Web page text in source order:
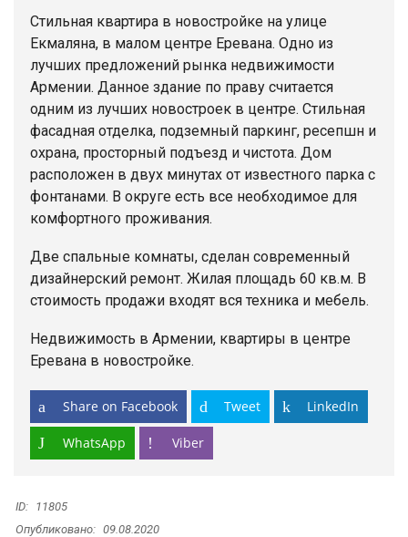
Стильная квартира в новостройке на улице
Екмаляна, в малом центре Еревана. Одно из
лучших предложений рынка недвижимости
Армении. Данное здание по праву считается
одним из лучших новостроек в центре. Стильная
фасадная отделка, подземный паркинг, ресепшн и
охрана, просторный подъезд и чистота. Дом
расположен в двух минутах от известного парка с
фонтанами. В округе есть все необходимое для
комфортного проживания.
Две спальные комнаты, сделан современный
дизайнерский ремонт. Жилая площадь 60 кв.м. В
стоимость продажи входят вся техника и мебель.
Недвижимость в Армении, квартиры в центре
Еревана в новостройке.
Share on Facebook Tweet LinkedIn
WhatsApp Viber
ID: 11805
Опубликовано: 09.08.2020